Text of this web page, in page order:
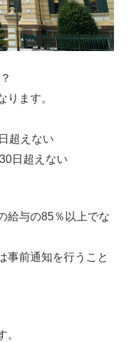
ります。
超えない
日超えない
給与の85％以上でな
事前通知を行うこと
。